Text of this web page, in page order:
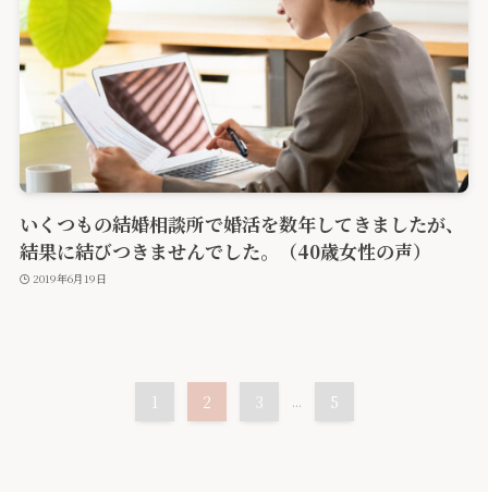
いくつもの結婚相談所で婚活を数年してきましたが、
結果に結びつきませんでした。（40歳女性の声）
2019年6月19日
1 2 3 ... 5